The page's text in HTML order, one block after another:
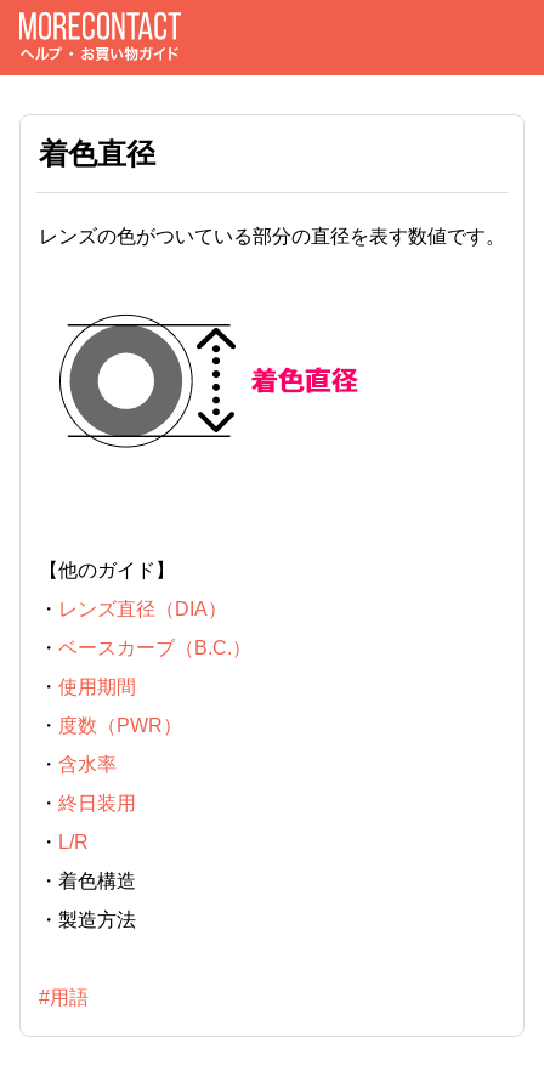
着色直径
レンズの色がついている部分の直径を表す数値です。
【他のガイド】
・ レンズ直径（DIA）
・ ベースカーブ（B.C.）
・ 使用期間
・ 度数（PWR）
・ 含水率
・ 終日装用
・ L/R
・ 着色構造
・ 製造方法
#用語